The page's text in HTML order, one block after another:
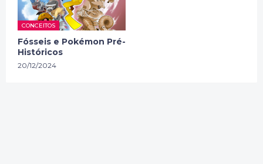
CONCEITOS
Fósseis e Pokémon Pré-
Históricos
20/12/2024